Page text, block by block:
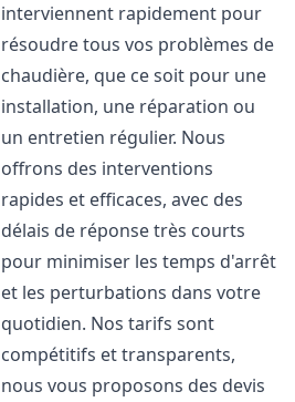
interviennent rapidement pour
résoudre tous vos problèmes de
chaudière, que ce soit pour une
installation, une réparation ou
un entretien régulier. Nous
offrons des interventions
rapides et efficaces, avec des
délais de réponse très courts
pour minimiser les temps d'arrêt
et les perturbations dans votre
quotidien. Nos tarifs sont
compétitifs et transparents,
nous vous proposons des devis